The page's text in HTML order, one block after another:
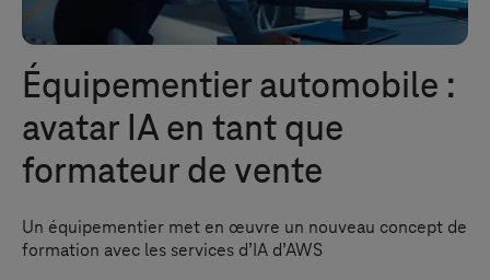
Équipementier automobile :
avatar IA en tant que
formateur de vente
Un équipementier met en œuvre un nouveau concept de
formation avec les services d’IA d’AWS